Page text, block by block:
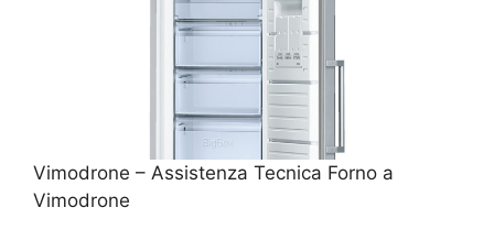
Vimodrone – Assistenza Tecnica Forno a
Vimodrone